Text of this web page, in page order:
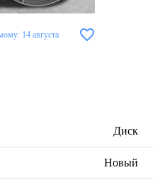
14 августа
Диск
Новый